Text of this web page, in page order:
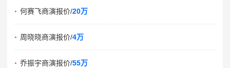
何赛飞商演报价/20万
周晓晓商演报价/4万
乔振宇商演报价/55万